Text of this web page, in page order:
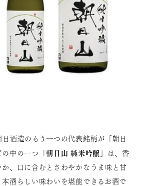
日酒造のもう一つの代表銘柄が「朝日
の中の一つ「朝日山 純米吟醸 」は、香
か、口に含むとさわやかなうま味と甘
酒らしい味わいを堪能できるお酒で